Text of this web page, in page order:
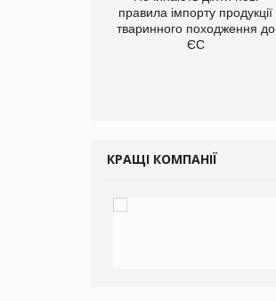
правила імпорту продукції
тваринного походження до
ЄС
КРАЩІ КОМПАНІЇ